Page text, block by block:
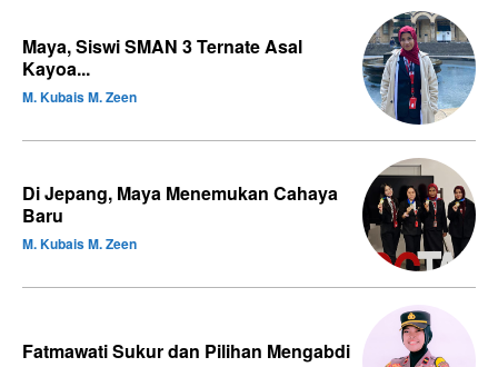
Maya, Siswi SMAN 3 Ternate Asal
Kayoa...
M. Kubais M. Zeen
Di Jepang, Maya Menemukan Cahaya
Baru
M. Kubais M. Zeen
Fatmawati Sukur dan Pilihan Mengabdi